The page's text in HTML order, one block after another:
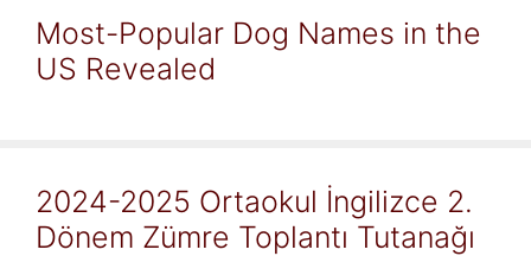
Most-Popular Dog Names in the
US Revealed
2024-2025 Ortaokul İngilizce 2.
Dönem Zümre Toplantı Tutanağı